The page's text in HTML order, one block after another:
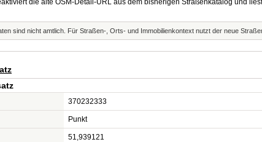
die alte OSM-Detail-URL aus dem bisherigen Straßenkatalog und
sind nicht amtlich. Für Straßen-, Orts- und Immobilienkontext nutzt der neue
370232333
Punkt
51,939121